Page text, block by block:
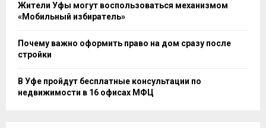
Жители Уфы могут воспользоваться механизмом
«Мобильный избиратель»
Почему важно оформить право на дом сразу после
стройки
В Уфе пройдут бесплатные консультации по
недвижимости в 16 офисах МФЦ